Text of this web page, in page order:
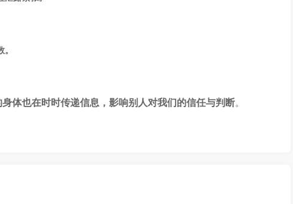
身体也在时时传递信息，影响别人对我们的信任与判断。